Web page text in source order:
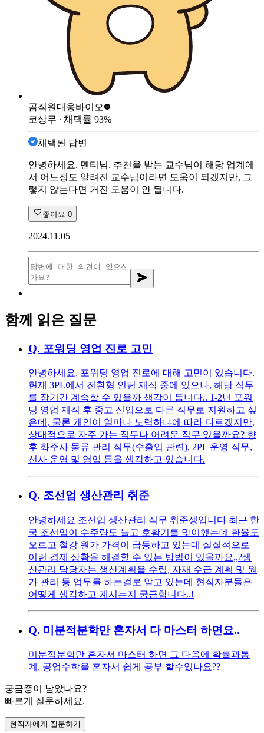
곰직원대웅바이오
코상무 ∙ 채택률 93%
채택된 답변
안녕하세요. 멘티님. 추천을 받는 교수님이 해당 업계에
서 어느정도 알려진 교수님이라면 도움이 되겠지만, 그
렇지 않는다면 거진 도움이 안 됩니다.
좋아요 0
2024.11.05
함께 읽은 질문
Q. 포워딩 영업 진로 고민
안녕하세요, 포워딩 영업 진로에 대해 고민이 있습니다.
현재 3PL에서 전환형 인턴 재직 중에 있으나, 해당 직무
를 장기간 계속할 수 있을까 생각이 듭니다.. 1-2년 포워
딩 영업 재직 후 중고 신입으로 다른 직무로 지원하고 싶
은데, 물론 개인이 얼마나 노력하냐에 따라 다르겠지만,
상대적으로 자주 가는 직무나 어려운 직무 있을까요? 향
후 화주사 물류 관리 직무(수출입 관련), 2PL 운영 직무,
선사 운영 및 영업 등을 생각하고 있습니다.
Q. 조선업 생산관리 취준
안녕하세요 조선업 생산관리 직무 취준생입니다 최근 한
국 조선업이 수주량도 늘고 호황기를 맞이했는데 환율도
오르고 철강 원가 가격이 급등하고 있는데 실질적으로
이런 경제 상황을 해결할 수 있는 방법이 있을까요,,?생
산관리 담당자는 생산계획을 수립, 자재 수급 계획 및 원
가 관리 등 업무를 하는걸로 알고 있는데 현직자분들은
어떻게 생각하고 계시는지 궁금합니다..!
Q. 미분적분학만 혼자서 다 마스터 하면요..
미분적분학만 혼자서 마스터 하면 그 다음에 확률과통
계, 공업수학을 혼자서 쉽게 공부 할수있나요??
궁금증이 남았나요?
빠르게 질문하세요.
현직자에게 질문하기